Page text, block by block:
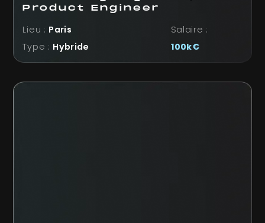
Product Engineer
Lieu : Paris
Type : Hybride
Salaire :
100k€